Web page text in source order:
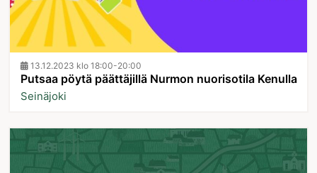
13.12.2023 klo 18:00-20:00
Putsaa pöytä päättäjillä Nurmon nuorisotila Kenulla
Seinäjoki